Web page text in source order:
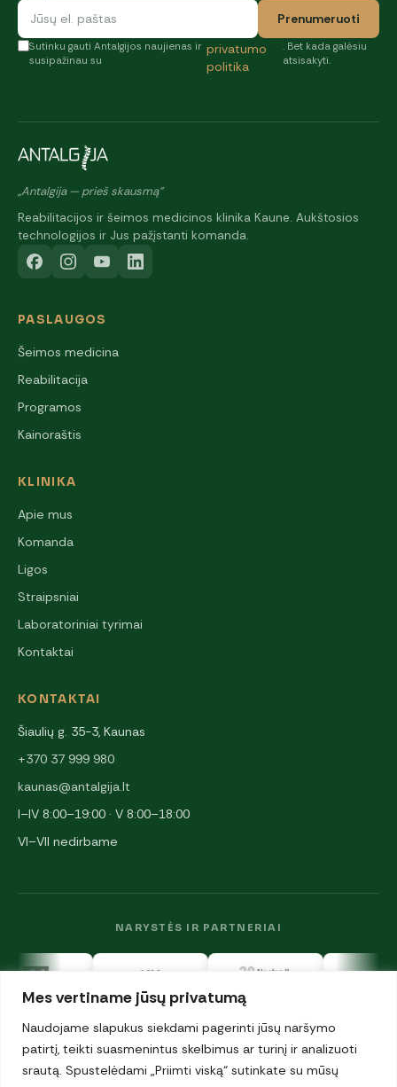
Mes vertiname jūsų privatumą
Naudojame slapukus siekdami pagerinti jūsų naršymo
patirtį, teikti suasmenintus skelbimus ar turinį ir analizuoti
srautą. Spustelėdami „Priimti viską“ sutinkate su mūsų
Prenumeruoti
Sutinku gauti Antalgijos naujienas ir
susipažinau su
privatumo
politika
. Bet kada galėsiu
atsisakyti.
„Antalgija — prieš skausmą"
Reabilitacijos ir šeimos medicinos klinika Kaune. Aukštosios
technologijos ir Jus pažįstanti komanda.
PASLAUGOS
Šeimos medicina
Reabilitacija
Programos
Kainoraštis
KLINIKA
Apie mus
Komanda
Ligos
Straipsniai
Laboratoriniai tyrimai
Kontaktai
KONTAKTAI
Šiaulių g. 35-3, Kaunas
+370 37 999 980
kaunas@antalgija.lt
I–IV 8:00–19:00 · V 8:00–18:00
VI–VII nedirbame
NARYSTĖS IR PARTNERIAI
© 2026 UAB „Antalgija". Visos teisės saugomos.